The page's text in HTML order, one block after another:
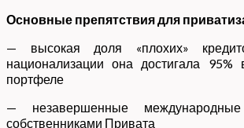
Основные препятствия для
— высокая доля «плохих»
национализации она достигала 95%
портфеле
— незавершенные
собственниками Привата